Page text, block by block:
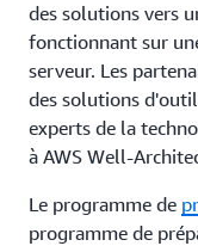
des solutions vers
fonctionnant sur
serveur. Les
des solutions
experts de la
à AWS Well-
Le programme de
programme de